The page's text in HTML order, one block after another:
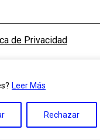
Leer Más
Rechazar
de Privacidad